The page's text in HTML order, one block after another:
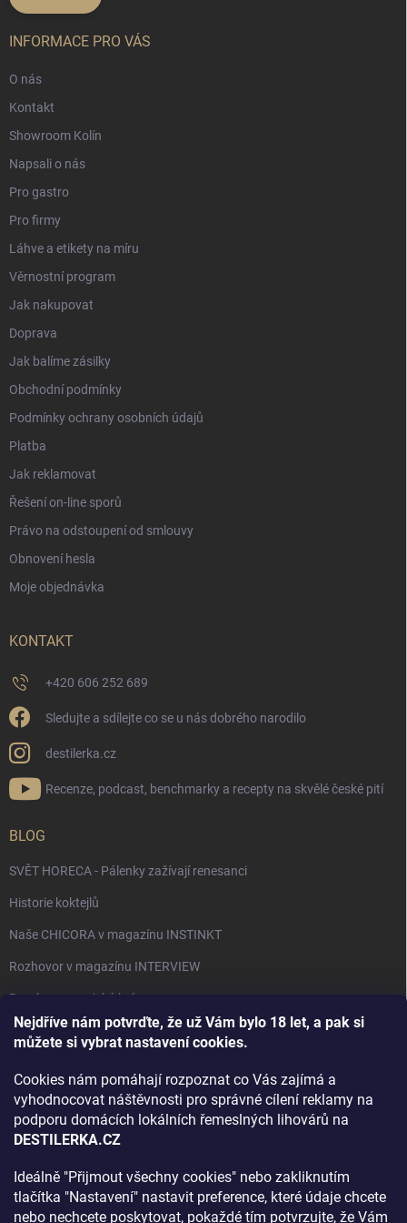
Nejdříve nám potvrďte, že už Vám bylo 18 let, a pak si
můžete si vybrat nastavení cookies.
Cookies nám pomáhají rozpoznat co Vás zajímá a
vyhodnocovat náštěvnosti pro správné cílení reklamy na
podporu domácích lokálních řemeslných lihovárů na
DESTILERKA.CZ
Ideálně "Přijmout všechny cookies" nebo zakliknutím
tlačítka "Nastavení" nastavit preference, které údaje chcete
nebo nechcete poskytovat, pokaždé tím potvrzujte, že Vám
INFORMACE PRO VÁS
O nás
Kontakt
Showroom Kolín
Napsali o nás
Pro gastro
Pro firmy
Láhve a etikety na míru
Věrnostní program
Jak nakupovat
Doprava
Jak balíme zásilky
Obchodní podmínky
Podmínky ochrany osobních údajů
Platba
Jak reklamovat
Řešení on-line sporů
Právo na odstoupení od smlouvy
Obnovení hesla
Moje objednávka
KONTAKT
+420 606 252 689
Sledujte a sdílejte co se u nás dobrého narodilo
destilerka.cz
Recenze, podcast, benchmarky a recepty na skvělé české pití
BLOG
SVĚT HORECA - Pálenky zažívají renesanci
Historie koktejlů
Naše CHICORA v magazínu INSTINKT
Rozhovor v magazínu INTERVIEW
Bourbon, americká krása.
Napsali v TÝDNU o naší práci
Rozhovor s DESTILERKA.CZ v magazínu DRINKING-CAT
Jak vybrat dárek na Vánoce
Archiv